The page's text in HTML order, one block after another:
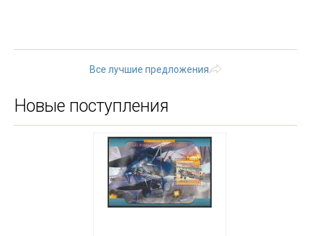
Все лучшие предложения
Новые поступления